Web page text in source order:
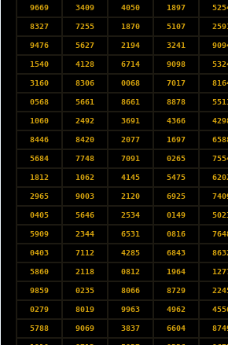
9669 3409 4050 1897
8327 7255 1870 5107
9476 5627 2194 3241
1540 4128 6714 9098
3160 8306 0068 7017
0568 5661 8661 8878
1060 2492 3691 4366
8446 8420 2077 1697
5684 7748 7091 0265
1812 1062 4145 5475
2965 9003 2120 6925
0405 5646 2534 0149
5909 2344 6531 0816
0403 7112 4285 6843
5860 2118 0812 1964
9859 0235 8066 8729
0279 8019 9963 4962
5788 9069 3837 6604